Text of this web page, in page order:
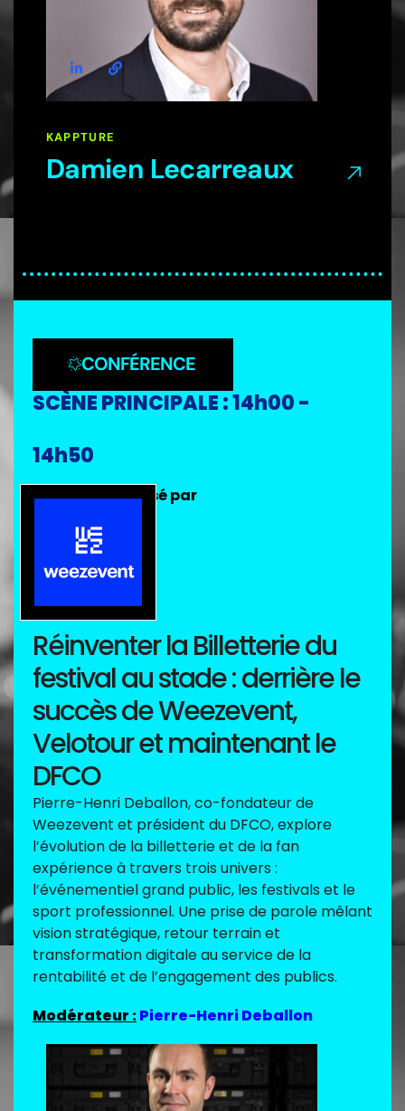
KAPPTURE
Damien Lecarreaux
CONFÉRENCE
SCÈNE PRINCIPALE : 14h00 -
14h50
Débat sponsorisé par
Réinventer la Billetterie du
festival au stade : derrière le
succès de Weezevent,
Velotour et maintenant le
DFCO
Pierre-Henri Deballon, co-fondateur de
Weezevent et président du DFCO, explore
l’évolution de la billetterie et de la fan
expérience à travers trois univers :
l’événementiel grand public, les festivals et le
sport professionnel. Une prise de parole mêlant
vision stratégique, retour terrain et
transformation digitale au service de la
rentabilité et de l’engagement des publics.
Modérateur :Pierre-Henri Deballon